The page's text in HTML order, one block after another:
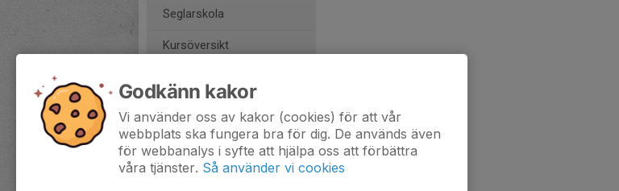
Seglarskola
Kursöversikt
KSR 2021-2024
Godkänn kakor
Vi använder oss av kakor (cookies) för att vår
webbplats ska fungera bra för dig. De används även
för webbanalys i syfte att hjälpa oss att förbättra
våra tjänster. Så använder vi cookies